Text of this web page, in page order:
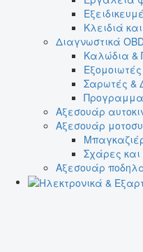
Κλειδιά
Διαγνωστικά
Καλώδια &
Σαρωτές &
Αξεσουάρ
Αξεσουάρ
Σχάρες και
Αξεσουάρ